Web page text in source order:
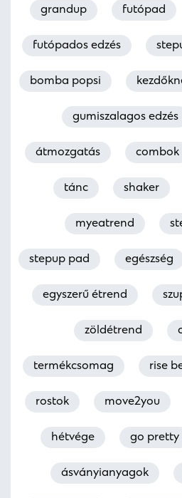
grandup futópad
futópados edzés
bomba popsi
gumiszalagos edzés
átmozgatás combok
tánc shaker
myeatrend
stepup pad egészség
egyszerű étrend
zöldétrend
termékcsomag rise
rostok move2you
hétvége go pretty
ásványianyagok